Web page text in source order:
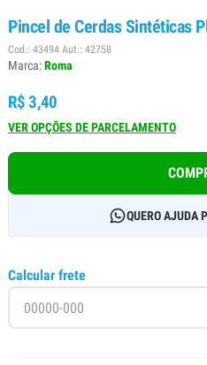
Pincel de Cerdas Sintéticas
Cod.: 43494 Aut.: 42758
Marca:Roma
R$ 3,40
VER OPÇÕES DE PARCELAMENTO
QUERO AJUDA
Calcular frete